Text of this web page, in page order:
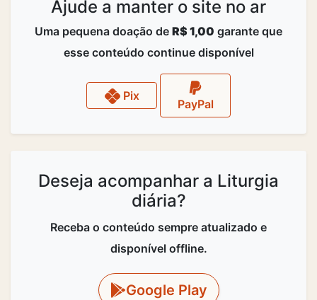
Ajude a manter o site no ar
Uma pequena doação de R$ 1,00 garante que
esse conteúdo continue disponível
Pix
PayPal
Deseja acompanhar a Liturgia
diária?
Receba o conteúdo sempre atualizado e
disponível offline.
Google Play